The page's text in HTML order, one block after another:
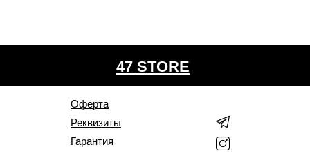
Оферта
Реквизиты
Гарантия
47 STORE